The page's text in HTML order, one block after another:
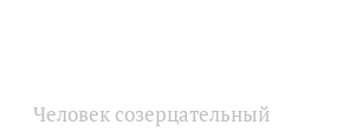
Человек созерцательный